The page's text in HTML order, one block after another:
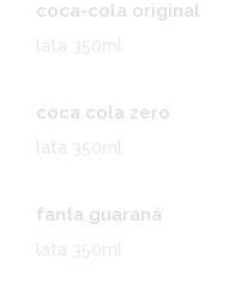
coca-cola original
lata 350ml
coca cola zero
lata 350ml
fanta guaraná
lata 350ml